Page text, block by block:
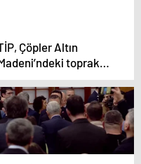
Çöpler Altın
toprak
ilgili suç
bulundu